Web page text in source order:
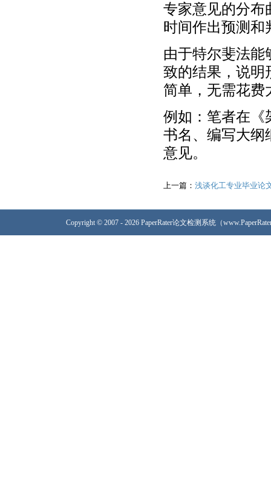
专家意见的分布
时间作出预测和
由于特尔斐法能
致的结果，说明
简单，无需花费
例如：笔者在《
书名、编写大纲
意见。
上一篇： 浅谈化工专业毕业论
Copyright © 2007 - 2026 PaperRater论文检测系统（